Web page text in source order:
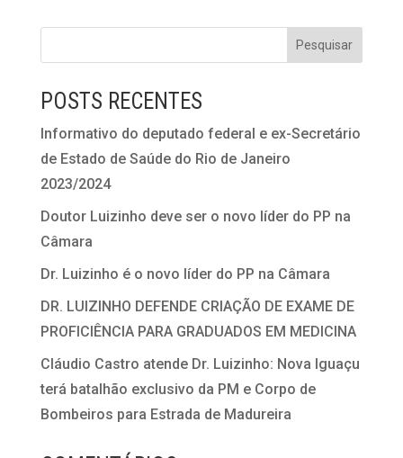
POSTS RECENTES
Informativo do deputado federal e ex-Secretário
de Estado de Saúde do Rio de Janeiro
2023/2024
Doutor Luizinho deve ser o novo líder do PP na
Câmara
Dr. Luizinho é o novo líder do PP na Câmara
DR. LUIZINHO DEFENDE CRIAÇÃO DE EXAME DE
PROFICIÊNCIA PARA GRADUADOS EM MEDICINA
Cláudio Castro atende Dr. Luizinho: Nova Iguaçu
terá batalhão exclusivo da PM e Corpo de
Bombeiros para Estrada de Madureira